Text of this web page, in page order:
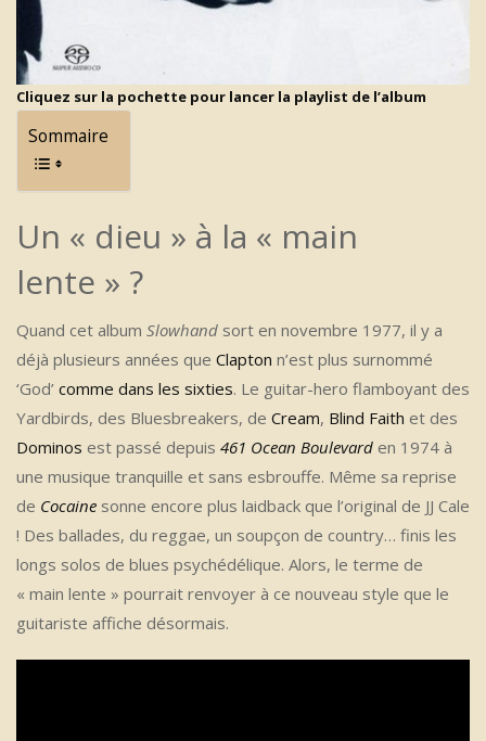
Cliquez sur la pochette pour lancer la playlist de l’album
Sommaire
Un « dieu » à la « main
lente » ?
Quand cet album Slowhand sort en novembre 1977, il y a
déjà plusieurs années que Clapton n’est plus surnommé
‘God’ comme dans les sixties. Le guitar-hero flamboyant des
Yardbirds, des Bluesbreakers, de Cream, Blind Faith et des
Dominos est passé depuis 461 Ocean Boulevard en 1974 à
une musique tranquille et sans esbrouffe. Même sa reprise
de Cocaine sonne encore plus laidback que l’original de JJ Cale
! Des ballades, du reggae, un soupçon de country… finis les
longs solos de blues psychédélique. Alors, le terme de
« main lente » pourrait renvoyer à ce nouveau style que le
guitariste affiche désormais.